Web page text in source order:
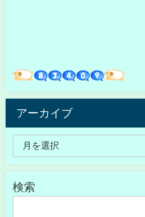
アーカイブ
検索